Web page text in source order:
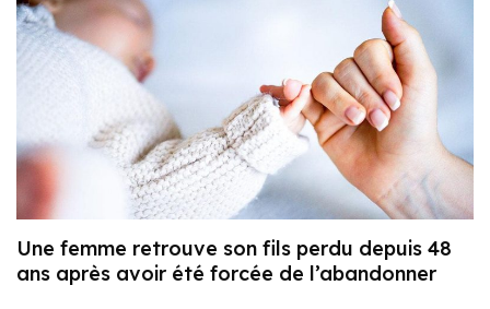
Une femme retrouve son fils perdu depuis 48
ans après avoir été forcée de l’abandonner